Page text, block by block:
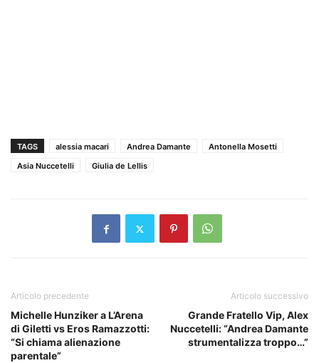
TAGS alessia macari Andrea Damante
Antonella Mosetti
Asia Nuccetelli
Giulia de Lellis
Articolo precedente
Michelle Hunziker a L’Arena
di Giletti vs Eros Ramazzotti:
“Si chiama alienazione
parentale”
Articolo successivo
Grande Fratello Vip, Alex
Nuccetelli: “Andrea Damante
strumentalizza troppo…”